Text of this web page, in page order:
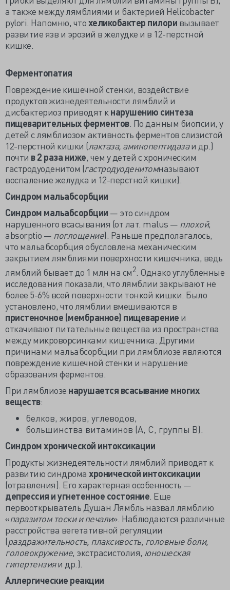
а также между лямблиями и бактерией Helicobacter
pylori. Напомню, чтохеликобактер пилори вызывает
развитие язв и эрозий в желудке и в 12-перстной
кишке.
Ферментопатия
Повреждение кишечной стенки, воздействие
продуктов жизнедеятельности лямблий и
дисбактериоз приводят кнарушению синтеза
пищеварительных ферментов. По данным биопсии, у
детей с лямблиозом активность ферментов слизистой
12-перстной кишки (лактаза, аминопептидазаи др.)
почти в 2 раза ниже, чем у детей с хроническим
гастродуоденитом (гастродуоденитомназывают
воспаление желудка и 12-перстной кишки).
Синдром мальабсорбции
Синдром мальабсорбции — это синдром
нарушенного всасывания (от лат. malus — плохой,
absorptio — поглощение). Раньше предполагалось,
что мальабсорбция обусловлена механическим
закрытием лямблиями поверхности кишечника, ведь
лямблий бывает до 1 млн на см2 . Однако углубленные
исследования показали, что лямблии закрывают не
более 5-6% всей поверхности тонкой кишки. Было
установлено, что лямблии вмешиваются в
пристеночное (мембранное) пищеварение и
откачивают питательные вещества из пространства
между микроворсинками кишечника. Другими
причинами мальабсорбции при лямблиозе являются
повреждение кишечной стенки и нарушение
образования ферментов.
При лямблиозе нарушается всасывание многих
веществ:
белков, жиров, углеводов,
большинства витаминов (A, C, группы B).
Синдром хронической интоксикации
Продукты жизнедеятельности лямблий приводят к
развитию синдрома хронической интоксикации
(отравления). Его характерная особенность —
депрессия и угнетенное состояние . Еще
первооткрыватель Душан Лямбль назвал лямблию
«паразитом тоски и печали». Наблюдаются различные
расстройства вегетативной регуляции
(раздражительность, плаксивость, головные боли,
головокружение, экстрасистолия, юношеская
гипертензияи др.).
Аллергические реакции